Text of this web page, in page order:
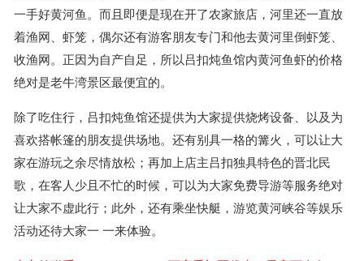
一手好黄河鱼。而且即便是现在开了农家旅店，河里还一直放
着渔网、虾笼，偶尔还有游客朋友专门和他去黄河里倒虾笼、
收渔网。正因为自产自足，所以吕扣炖鱼馆内黄河鱼虾的价格
绝对是老牛湾景区最便宜的。
除了吃住行，吕扣炖鱼馆还提供为大家提供烧烤设备、以及为
喜欢搭帐篷的朋友提供场地。还有别具一格的篝火，可以让大
家在游玩之余尽情放松；再加上店主吕扣独具特色的晋北民
歌，在客人少且不忙的时候，可以为大家免费导游等服务绝对
让大家不虚此行；此外，还有乘坐快艇，游览黄河峡谷等娱乐
活动还待大家一 一来体验。